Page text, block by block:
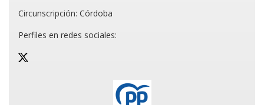
Circunscripción: Córdoba
Perfiles en redes sociales: